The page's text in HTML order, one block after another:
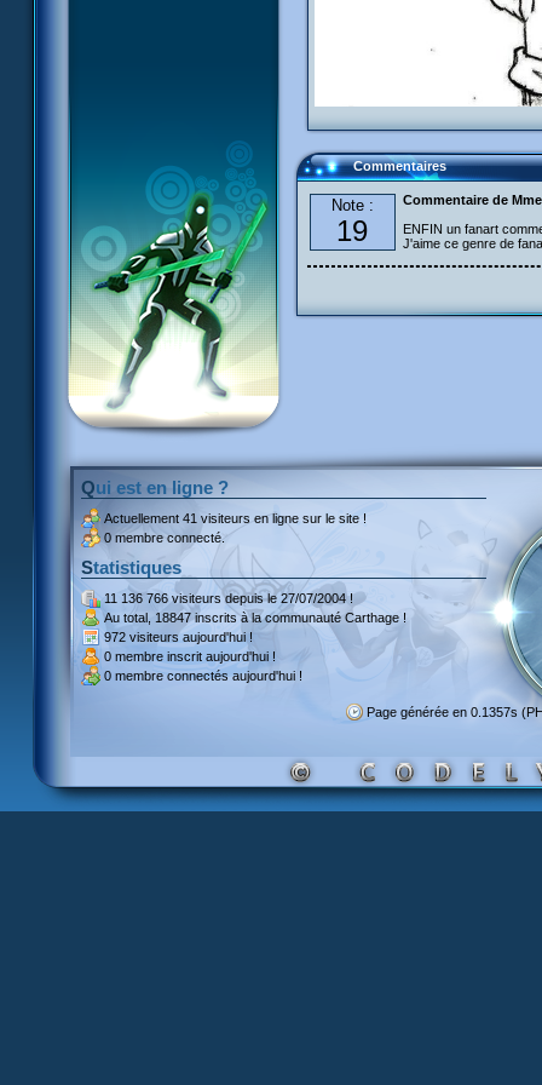
Commentaires
Note :
19
Commentaire de
ENFIN un fanart
J'aime ce genre de
Qui est en ligne ?
Actuellement 41 visiteurs en ligne sur le site !
0 membre connecté.
Statistiques
11 136 766 visiteursdepuis le 27/07/2004 !
Au total, 18847 inscritsà la communauté Carthage !
972 visiteurs aujourd'hui !
0 membre inscrit aujourd'hui !
0 membre connectés aujourd'hui !
Page générée en 0.1357s